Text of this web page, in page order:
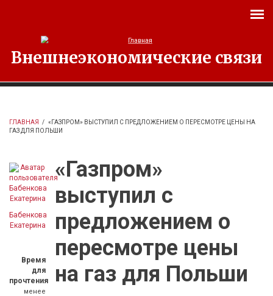
Внешнеэкономические связи
ГЛАВНАЯ / «ГАЗПРОМ» ВЫСТУПИЛ С ПРЕДЛОЖЕНИЕМ О ПЕРЕСМОТРЕ ЦЕНЫ НА
ГАЗ ДЛЯ ПОЛЬШИ
Бабенкова
Екатерина
Время
для
прочтения
менее
«Газпром»
выступил с
предложением о
пересмотре цены
на газ для Польши